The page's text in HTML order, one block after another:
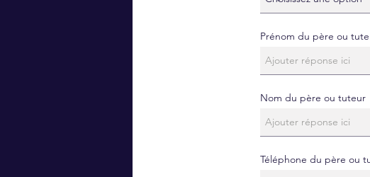
Prénom du père ou
Nom du père ou tuteur
Téléphone du père ou